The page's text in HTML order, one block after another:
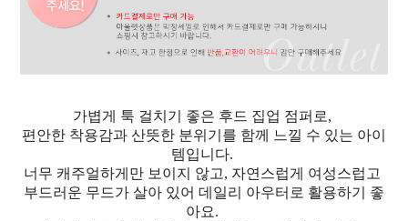
가볍게 툭 걸치기 좋은 후드 집업 점퍼로,
편안한 착용감과 산뜻한 분위기를 함께 느낄 수 있는 아이
템입니다.
너무 캐주얼하게만 보이지 않고, 자연스럽게 여성스럽고
부드러운 무드가 살아 있어 데일리 아우터로 활용하기 좋
아요.